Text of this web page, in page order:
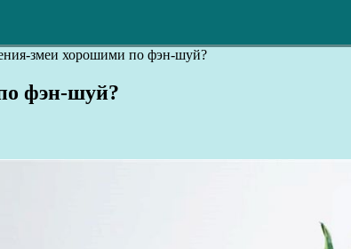
змеи хорошими по фэн-шуй?
фэн-шуй?